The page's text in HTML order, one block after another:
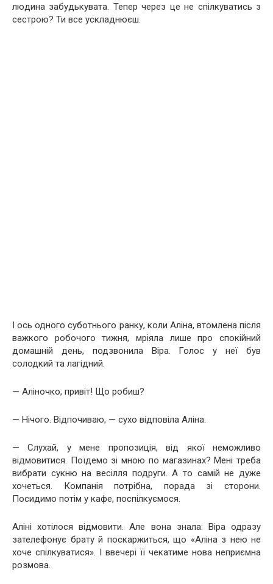
людина забудькувата. Тепер через це не спілкуватись з
сестрою? Ти все ускладнюєш.
І ось одного суботнього ранку, коли Аліна, втомлена після
важкого робочого тижня, мріяла лише про спокійний
домашній день, подзвонила Віра. Голос у неї був
солодкий та лагідний.
— Аліночко, привіт! Що робиш?
— Нічого. Відпочиваю, — сухо відповіла Аліна.
— Слухай, у мене пропозиція, від якої неможливо
відмовитися. Поїдемо зі мною по магазинах? Мені треба
вибрати сукню на весілля подруги. А то самій не дуже
хочеться. Компанія потрібна, порада зі сторони.
Посидимо потім у кафе, поспілкуємося.
Аліні хотілося відмовити. Але вона знала: Віра одразу
зателефонує брату й поскаржиться, що «Аліна з нею не
хоче спілкуватися». І ввечері її чекатиме нова неприємна
розмова.